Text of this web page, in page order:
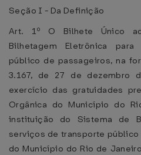
Seção I - Da Definição
Art. 1º O Bilhete Único
Bilhetagem Eletrônica
público de passageiros, na
3.167, de 27 de dezembro
exercício das gratuidades
Orgânica do Município do
instituição do Sistema de
serviços de transporte
do Município do Rio de